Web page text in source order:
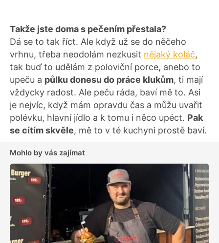
Takže jste doma s pečením přestala?
Dá se to tak říct. Ale když už se do něčeho
vrhnu, třeba neodolám nezkusit nějaký koláč,
tak buď to udělám z poloviční porce, anebo to
upeču a půlku donesu do práce klukům, ti mají
vždycky radost. Ale peču ráda, baví mě to. Asi
je nejvíc, když mám opravdu čas a můžu uvařit
polévku, hlavní jídlo a k tomu i něco upéct. Pak
se cítím skvěle, mě to v té kuchyni prostě baví.
Mohlo by vás zajímat